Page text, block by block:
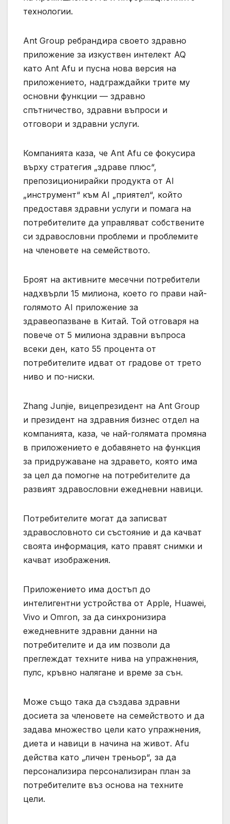
технологии.
Ant Group ребрандира своето здравно
приложение за изкуствен интелект AQ
като Ant Afu и пусна нова версия на
приложението, надграждайки трите му
основни функции — здравно
спътничество, здравни въпроси и
отговори и здравни услуги.
Компанията каза, че Ant Afu се фокусира
върху стратегия „здраве плюс“,
препозиционирайки продукта от AI
„инструмент“ към AI „приятел“, който
предоставя здравни услуги и помага на
потребителите да управляват собствените
си здравословни проблеми и проблемите
на членовете на семейството.
Броят на активните месечни потребители
надхвърли 15 милиона, което го прави най-
голямото AI приложение за
здравеопазване в Китай. Той отговаря на
повече от 5 милиона здравни въпроса
всеки ден, като 55 процента от
потребителите идват от градове от трето
ниво и по-ниски.
Zhang Junjie, вицепрезидент на Ant Group
и президент на здравния бизнес отдел на
компанията, каза, че най-голямата промяна
в приложението е добавянето на функция
за придружаване на здравето, която има
за цел да помогне на потребителите да
развият здравословни ежедневни навици.
Потребителите могат да записват
здравословното си състояние и да качват
своята информация, като правят снимки и
качват изображения.
Приложението има достъп до
интелигентни устройства от Apple, Huawei,
Vivo и Omron, за да синхронизира
ежедневните здравни данни на
потребителите и да им позволи да
преглеждат техните нива на упражнения,
пулс, кръвно налягане и време за сън.
Може също така да създава здравни
досиета за членовете на семейството и да
задава множество цели като упражнения,
диета и навици в начина на живот. Afu
действа като „личен треньор“, за да
персонализира персонализиран план за
потребителите въз основа на техните
цели.